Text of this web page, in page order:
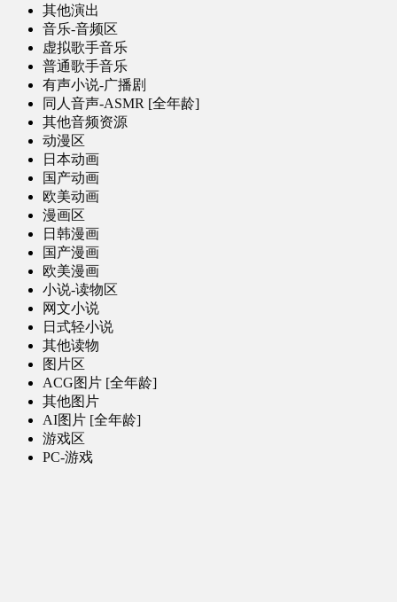
其他演出
音乐-音频区
虚拟歌手音乐
普通歌手音乐
有声小说-广播剧
同人音声-ASMR [全年龄]
其他音频资源
动漫区
日本动画
国产动画
欧美动画
漫画区
日韩漫画
国产漫画
欧美漫画
小说-读物区
网文小说
日式轻小说
其他读物
图片区
ACG图片 [全年龄]
其他图片
AI图片 [全年龄]
游戏区
PC-游戏